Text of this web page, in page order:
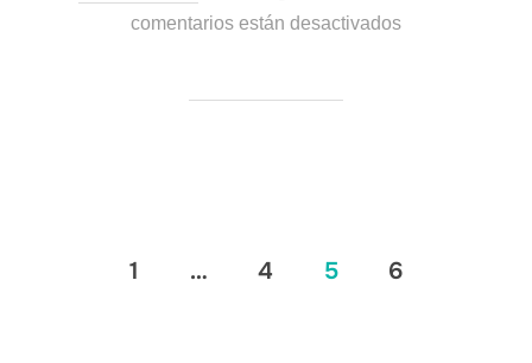
comentarios están desactivados
1 … 4 5 6